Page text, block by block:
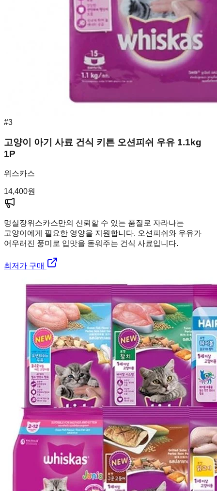
#3
고양이 아기 사료 건식 키튼 오션피쉬 우유 1.1kg
1P
위스카스
14,400원
멍실장위스카스만의 신뢰할 수 있는 품질로 자라나는
고양이에게 필요한 영양을 지원합니다. 오션피쉬와 우유가
어우러진 풍미로 입맛을 돋워주는 건식 사료입니다.
최저가 구매